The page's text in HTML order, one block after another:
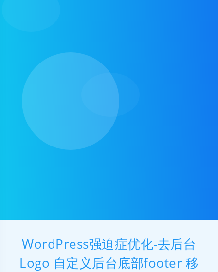
WordPress强迫症优化-去后台
Logo 自定义后台底部footer 移